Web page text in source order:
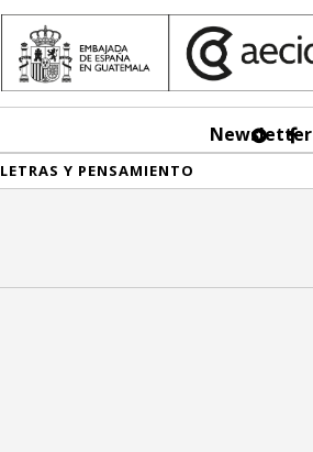
Newsletter
LETRAS Y PENSAMIENTO